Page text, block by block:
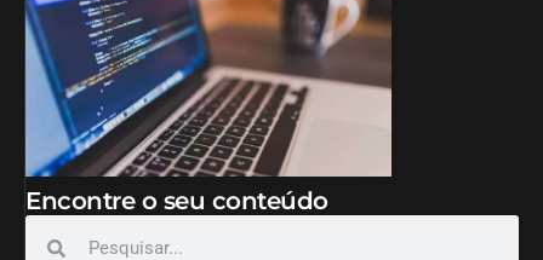
Encontre o seu conteúdo